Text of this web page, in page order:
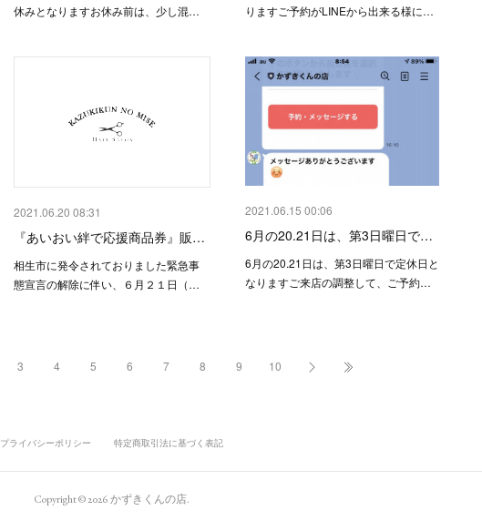
休みとなりますお休み前は、少し混…
りますご予約がLINEから出来る様に…
2021.06.20 08:31
『あいおい絆で応援商品券』販…
相生市に発令されておりました緊急事
態宣言の解除に伴い、６月２１日（…
2021.06.15 00:06
6月の20.21日は、第3日曜日で…
6月の20.21日は、第3日曜日で定休日と
なりますご来店の調整して、ご予約…
3 4 5 6 7 8 9 10
プライバシーポリシー 特定商取引法に基づく表記
Copyright ©2026かずきくんの店.